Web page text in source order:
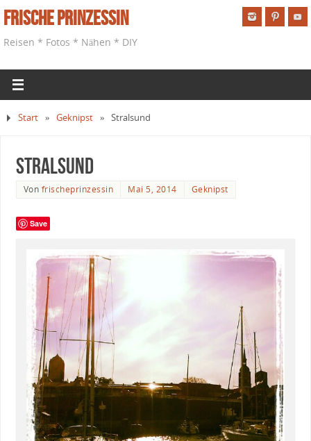
Frische Prinzessin
Reisen * Fotos * Nähen * DIY
Start » Geknipst » Stralsund
Stralsund
Von frischeprinzessin Mai 5, 2014 Geknipst
Save